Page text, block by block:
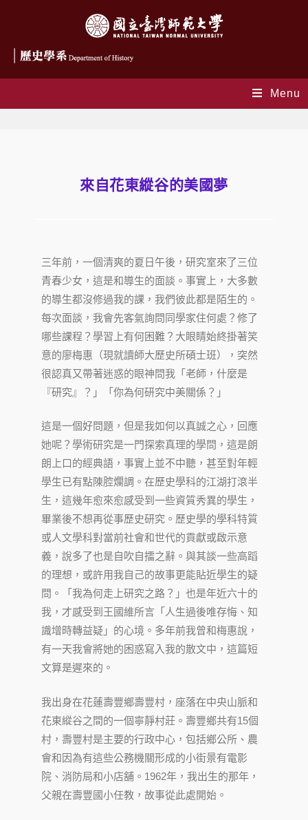
Menu
來自花東縱谷的美國夢
三年前，一個清爽的夏日午後，研究室來了三位
青春少女，這是和導生的面談。事實上，大多數
的導生都沒修過我的課，我們彼此都是陌生的。
每次面談，我會先客氣詢問同學家住何處？修了
哪些課程？學習上有何困難？大眼睛始終掛著笑
意的廖梅惠（現就讀師大歷史所碩士班），突然
很認真又帶著迷惑的眼神問我「老師，什麼是
『研究』？」「你為何研究中美關係？」
這是一個好問題，但是我如何以真誠之心，回應
她呢？學術研究是一門探索真理的學問，這是朗
朗上口的經典語，事實上並不中聽，甚至對年輕
學生已有點陳腔爛調。在歷史學科的江湖打滾半
生，這幾年愈來愈感受到一些資質秀異的學生，
畢業後不想再從事歷史研究。歷史學的學科特質
或人文學科對當前社會和世代的貢獻或啟示意
義，說多了也是自吹自擂之辭。與其談一些高蹈
的理想，或許用我自己的故事更能貼近學生的疑
問。「我為何走上研究之路？」也是年近六十的
我，才感受到王國維所言「人生過後唯存悔、知
識增時轉益疑」的心境。多年前我曾和梅惠說，
有一天我會將她的困惑寫入我的散文中，這篇短
文算是遲來的。
我出身在花蓮壽豐鄉壽豐村，座落在中央山脈和
花東縱谷之間的一個寧靜村莊。壽豐鄉共有15個
村，壽豐村是主要的行政中心，包括鄉公所、農
會和因為有這些公務機關形成的小街景有電影
院、消防局和小店舖。1962年，我出生的那年，
父親在壽豐國小任教，故事從此處開始。